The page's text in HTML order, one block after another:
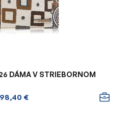
DÁMA V STRIEBORNOM
98,40 €